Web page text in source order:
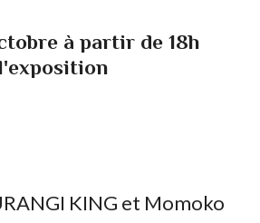
à partir de 18h
KING et Momoko